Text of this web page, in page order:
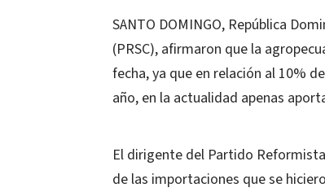
SANTO DOMINGO, República
(PRSC), afirmaron que la
fecha, ya que en relación al 10%
año, en la actualidad apenas
El dirigente del Partido
de las importaciones que se